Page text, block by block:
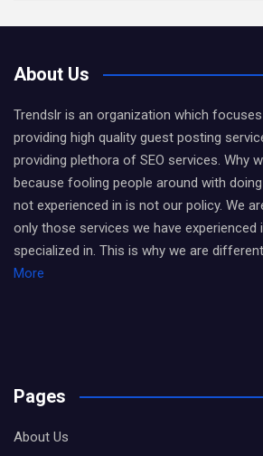
About Us
Trendslr is an organization which
providing high quality guest posting
providing plethora of SEO services. Why
because fooling people around with
not experienced in is not our policy. We
only those services we have experienced
specialized in. This is why we are
More
Pages
About Us